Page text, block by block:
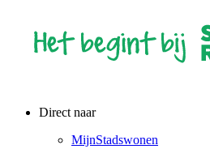
Direct naar
MijnStadswonen